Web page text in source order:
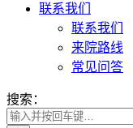
联系我们
联系我们
来院路线
常见问答
搜索：